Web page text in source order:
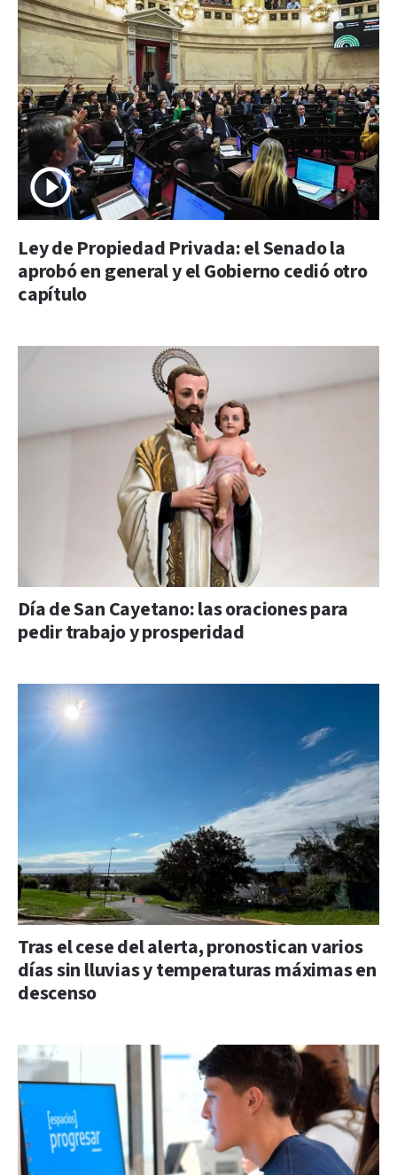
Ley de Propiedad Privada: el Senado la
aprobó en general y el Gobierno cedió otro
capítulo
Día de San Cayetano: las oraciones para
pedir trabajo y prosperidad
Tras el cese del alerta, pronostican varios
días sin lluvias y temperaturas máximas en
descenso